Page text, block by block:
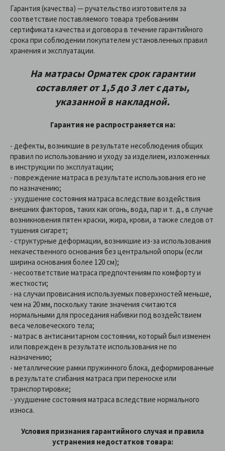
Гарантия (качества) — ручательство изготовителя за
соответствие поставляемого товара требованиям
сертификата качества и договора в течение гарантийного
срока при соблюдении покупателем установленных правил
хранения и эксплуатации.
На матрасы Орматексрок гарантии
составляет от 1,5 до 3 лет с даты,
указанной в накладной.
Гарантия не распространяется на:
- дефекты, возникшие в результате несоблюдения общих
правил по использованию и уходу за изделием, изложенных
в инструкции по эксплуатации;
- повреждение матраса в результате использования его не
по назначению;
- ухудшение состояния матраса вследствие воздействия
внешних факторов, таких как огонь, вода, пар и т. д., в случае
возникновения пятен краски, жира, крови, а также следов от
тушения сигарет;
- структурные деформации, возникшие из-за использования
некачественного основания без центральной опоры (если
ширина основания более 120 см);
- несоответствие матраса предпочтениям по комфорту и
жесткости;
- на случаи провисания используемых поверхностей меньше,
чем на 20 мм, поскольку такие значения считаются
нормальными для проседания набивки под воздействием
веса человеческого тела;
- матрас в антисанитарном состоянии, который был изменен
или поврежден в результате использования не по
назначению;
- металлические рамки пружинного блока, деформированные
в результате сгибания матраса при переноске или
транспортировке;
- ухудшение состояния матраса вследствие нормального
износа.
Условия признания гарантийного случая и правила
устранения недостатков товара: